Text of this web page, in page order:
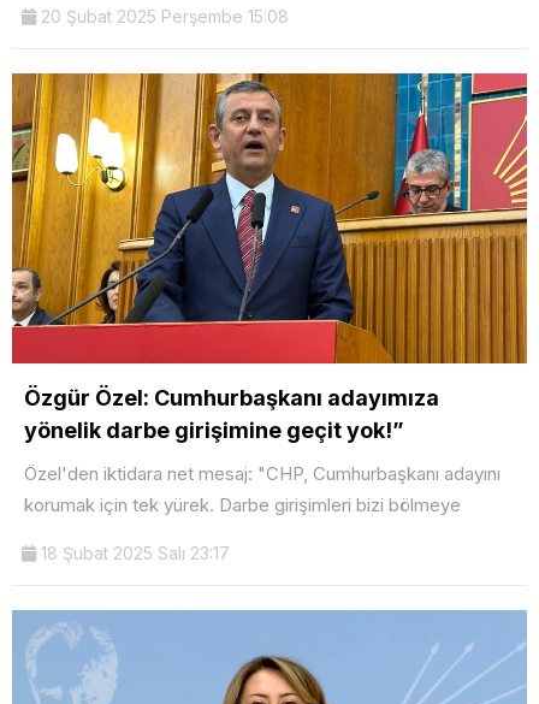
20 Şubat 2025 Perşembe 15:08
Özgür Özel: Cumhurbaşkanı adayımıza
yönelik darbe girişimine geçit yok!”
Özel'den iktidara net mesaj: "CHP, Cumhurbaşkanı adayını
korumak için tek yürek. Darbe girişimleri bizi bölmeye
18 Şubat 2025 Salı 23:17